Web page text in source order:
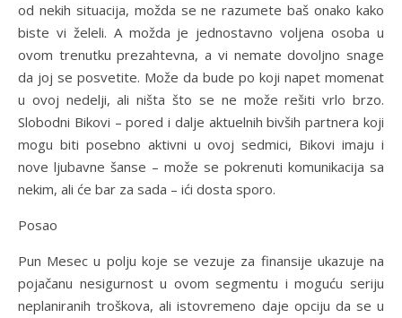
od nekih situacija, možda se ne razumete baš onako kako
biste vi želeli. A možda je jednostavno voljena osoba u
ovom trenutku prezahtevna, a vi nemate dovoljno snage
da joj se posvetite. Može da bude po koji napet momenat
u ovoj nedelji, ali ništa što se ne može rešiti vrlo brzo.
Slobodni Bikovi – pored i dalje aktuelnih bivših partnera koji
mogu biti posebno aktivni u ovoj sedmici, Bikovi imaju i
nove ljubavne šanse – može se pokrenuti komunikacija sa
nekim, ali će bar za sada – ići dosta sporo.
Posao
Pun Mesec u polju koje se vezuje za finansije ukazuje na
pojačanu nesigurnost u ovom segmentu i moguću seriju
neplaniranih troškova, ali istovremeno daje opciju da se u